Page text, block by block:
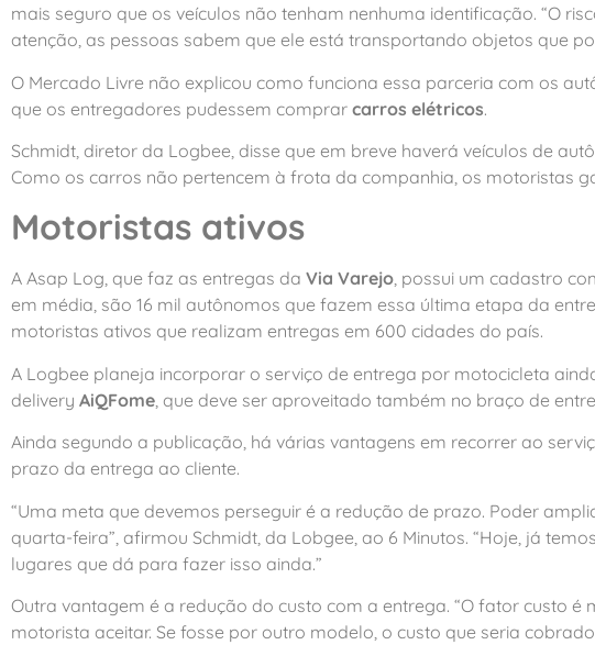
mais seguro que os veículos não tenham nenhuma identificação. “O
atenção, as pessoas sabem que ele está transportando objetos que
O Mercado Livre não explicou como funciona essa parceria com os
que os entregadores pudessem comprar carros elétricos.
Schmidt, diretor da Logbee, disse que em breve haverá veículos de
Como os carros não pertencem à frota da companhia, os motoristas
Motoristas ativos
A Asap Log, que faz as entregas da Via Varejo, possui um cadastro
em média, são 16 mil autônomos que fazem essa última etapa da
motoristas ativos que realizam entregas em 600 cidades do país.
A Logbee planeja incorporar o serviço de entrega por motocicleta
delivery AiQFome , que deve ser aproveitado também no braço de
Ainda segundo a publicação, há várias vantagens em recorrer ao
prazo da entrega ao cliente.
“Uma meta que devemos perseguir é a redução de prazo. Poder
quarta-feira”, afirmou Schmidt, da Lobgee, ao 6 Minutos. “Hoje, já
lugares que dá para fazer isso ainda.”
Outra vantagem é a redução do custo com a entrega. “O fator custo
motorista aceitar. Se fosse por outro modelo, o custo que seria